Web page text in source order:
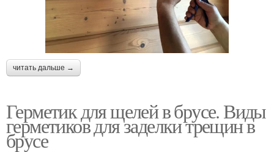
читать дальше →
Герметик для щелей в брусе. Виды
герметиков для заделки трещин в
брусе